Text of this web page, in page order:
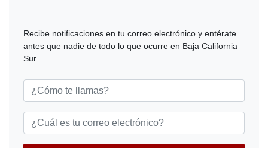
Recibe notificaciones en tu correo electrónico y entérate
antes que nadie de todo lo que ocurre en Baja California
Sur.